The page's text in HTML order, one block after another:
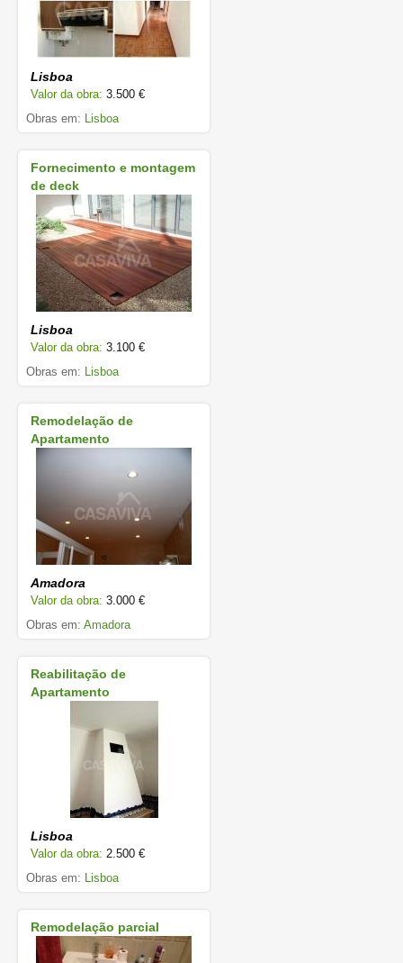
Lisboa
Valor da obra: 3.500 €
Obras em: Lisboa
Fornecimento e montagem
de deck
Lisboa
Valor da obra: 3.100 €
Obras em: Lisboa
Remodelação de
Apartamento
Amadora
Valor da obra: 3.000 €
Obras em: Amadora
Reabilitação de
Apartamento
Lisboa
Valor da obra: 2.500 €
Obras em: Lisboa
Remodelação parcial